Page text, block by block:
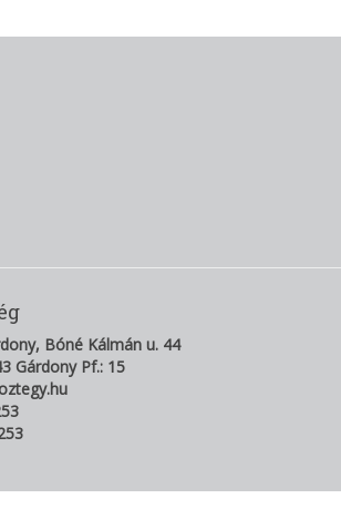
Bóné Kálmán u. 44
Gárdony Pf.: 15